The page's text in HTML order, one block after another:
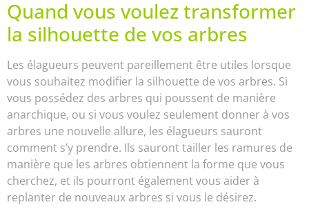
Quand vous voulez transformer
la silhouette de vos arbres
Les élagueurs peuvent pareillement être utiles lorsque
vous souhaitez modifier la silhouette de vos arbres. Si
vous possédez des arbres qui poussent de manière
anarchique, ou si vous voulez seulement donner à vos
arbres une nouvelle allure, les élagueurs sauront
comment s’y prendre. Ils sauront tailler les ramures de
manière que les arbres obtiennent la forme que vous
cherchez, et ils pourront également vous aider à
replanter de nouveaux arbres si vous le désirez.